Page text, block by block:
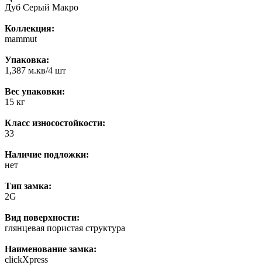
Дуб Серый Макро
Коллекция:
mammut
Упаковка:
1,387 м.кв/4 шт
Вес упаковки:
15 кг
Класс износостойкости:
33
Наличие подложки:
нет
Тип замка:
2G
Вид поверхности:
глянцевая пористая структура
Наименование замка:
clickXpress